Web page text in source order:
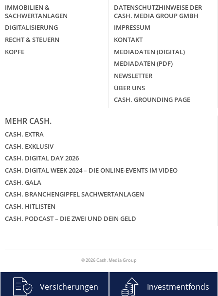
IMMOBILIEN &
SACHWERTANLAGEN
DIGITALISIERUNG
RECHT & STEUERN
KÖPFE
DATENSCHUTZHINWEISE DER
CASH. MEDIA GROUP GMBH
IMPRESSUM
KONTAKT
MEDIADATEN (DIGITAL)
MEDIADATEN (PDF)
NEWSLETTER
ÜBER UNS
CASH. GROUNDING PAGE
MEHR CASH.
CASH. EXTRA
CASH. EXKLUSIV
CASH. DIGITAL DAY 2026
CASH. DIGITAL WEEK 2024 – DIE ONLINE-EVENTS IM VIDEO
CASH. GALA
CASH. BRANCHENGIPFEL SACHWERTANLAGEN
CASH. HITLISTEN
CASH. PODCAST – DIE ZWEI UND DEIN GELD
© 2026 Cash. Media Group
Versicherungen Investmentfonds